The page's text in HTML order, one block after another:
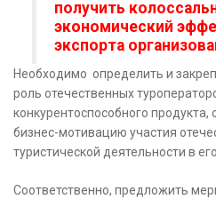
получить
экономический
экспорта
Необходимо определить и
роль отечественных
конкурентоспособного
бизнес-мотивацию участия
туристической деятельности в
Соответственно, предложить